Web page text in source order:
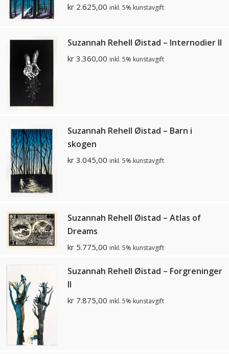
kr 2.625,00 inkl. 5% kunstavgift
Suzannah Rehell Øistad – Internodier ll
kr 3.360,00 inkl. 5% kunstavgift
Suzannah Rehell Øistad – Barn i
skogen
kr 3.045,00 inkl. 5% kunstavgift
Suzannah Rehell Øistad – Atlas of
Dreams
kr 5.775,00 inkl. 5% kunstavgift
Suzannah Rehell Øistad – Forgreninger
II
kr 7.875,00 inkl. 5% kunstavgift